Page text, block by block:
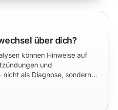
über dich?
können Hinweise auf
und
als Diagnose, sondern